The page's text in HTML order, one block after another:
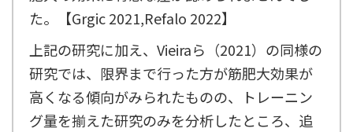
た。【Grgic 2021,Refalo 2022】
上記の研究に加え、Vieiraら（2021）の同様の
研究では、限界まで行った方が筋肥大効果が
高くなる傾向がみられたものの、トレーニン
グ量を揃えた研究のみを分析したところ、追